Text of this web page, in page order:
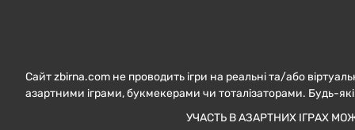
Сайт zbirna.com не проводить ігри на реальні та/або
азартними іграми, букмекерами чи тоталізаторами. Будь-
УЧАСТЬ В АЗАРТНИХ ІГРАХ